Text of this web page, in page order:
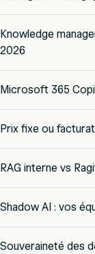
Knowledge
2026
Microsoft 365
Prix fixe ou
RAG interne vs
Shadow AI : vos
Souveraineté des